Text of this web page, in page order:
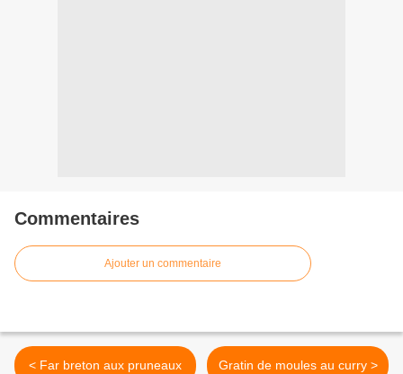
Commentaires
Ajouter un commentaire
< Far breton aux pruneaux Gratin de moules au curry >